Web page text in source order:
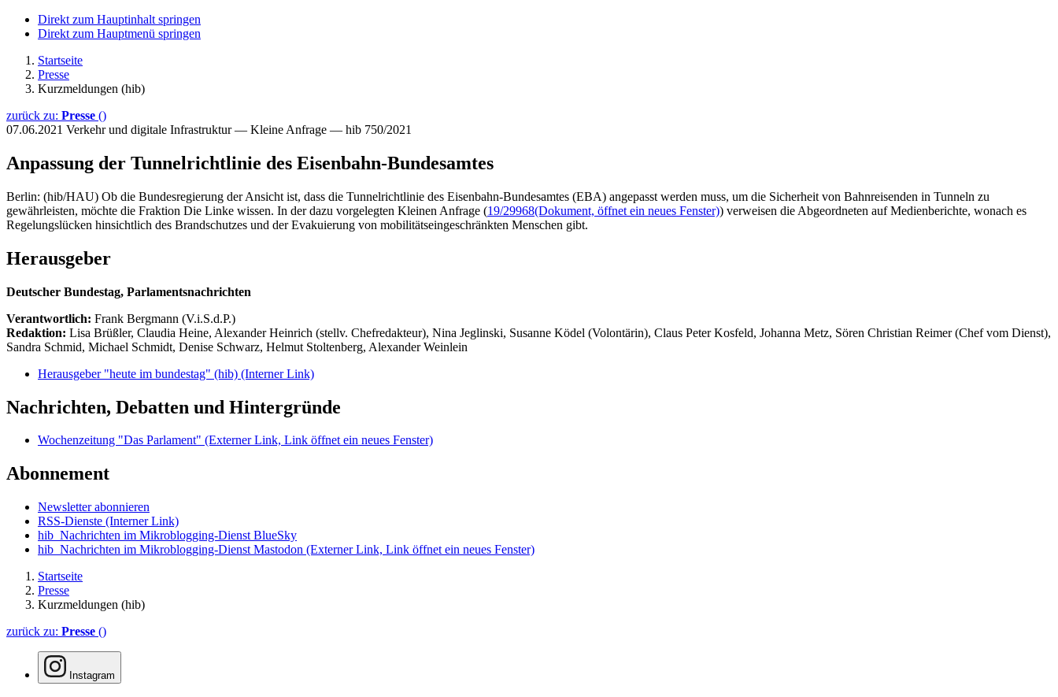
Direkt zum Hauptinhalt springen
Direkt zum Hauptmenü springen
Startseite
Presse
Kurzmeldungen (hib)
zurück zu: Presse ()
07.06.2021 Verkehr und digitale Infrastruktur — Kleine Anfrage — hib 750/2021
Anpassung der Tunnelrichtlinie des Eisenbahn-Bundesamtes
Berlin: (hib/HAU) Ob die Bundesregierung der Ansicht ist, dass die Tunnelrichtlinie des Eisenbahn-Bundesamtes (EBA) angepasst werden muss, um die Sicherheit von Bahnreisenden in Tunneln zu
gewährleisten, möchte die Fraktion Die Linke wissen. In der dazu vorgelegten Kleinen Anfrage (19/29968(Dokument, öffnet ein neues Fenster)) verweisen die Abgeordneten auf Medienberichte, wonach es
Regelungslücken hinsichtlich des Brandschutzes und der Evakuierung von mobilitätseingeschränkten Menschen gibt.
Herausgeber
Deutscher Bundestag, Parlamentsnachrichten
Verantwortlich: Frank Bergmann (V.i.S.d.P.)
Redaktion: Lisa Brüßler, Claudia Heine, Alexander Heinrich (stellv. Chefredakteur), Nina Jeglinski, Susanne Ködel (Volontärin), Claus Peter Kosfeld, Johanna Metz, Sören Christian Reimer (Chef vom Dienst),
Sandra Schmid, Michael Schmidt, Denise Schwarz, Helmut Stoltenberg, Alexander Weinlein
Herausgeber "heute im bundestag" (hib) (Interner Link)
Nachrichten, Debatten und Hintergründe
Wochenzeitung "Das Parlament" (Externer Link, Link öffnet ein neues Fenster)
Abonnement
Newsletter abonnieren
RSS-Dienste (Interner Link)
hib_Nachrichten im Mikroblogging-Dienst BlueSky
hib_Nachrichten im Mikroblogging-Dienst Mastodon (Externer Link, Link öffnet ein neues Fenster)
Startseite
Presse
Kurzmeldungen (hib)
zurück zu: Presse ()
Instagram